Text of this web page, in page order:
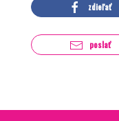
zdieľať
poslať